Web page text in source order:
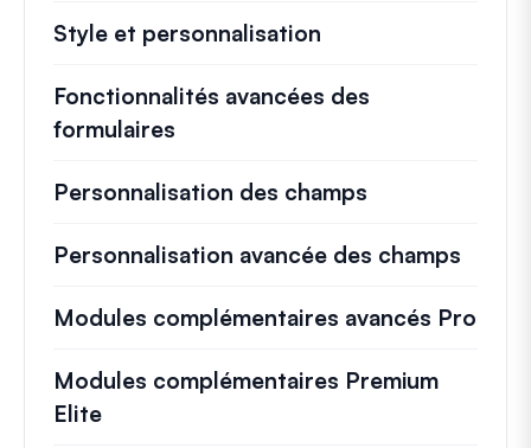
Style et personnalisation
Fonctionnalités avancées des
formulaires
Personnalisation des champs
Personnalisation avancée des champs
Modules complémentaires avancés Pro
Modules complémentaires Premium
Elite